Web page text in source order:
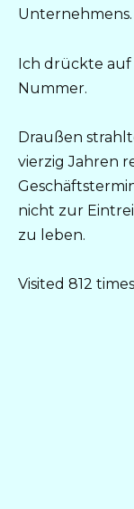
Ich drückte auf
Nummer.
Draußen
vierzig Jahren
nicht zur
zu leben.
Visited 812